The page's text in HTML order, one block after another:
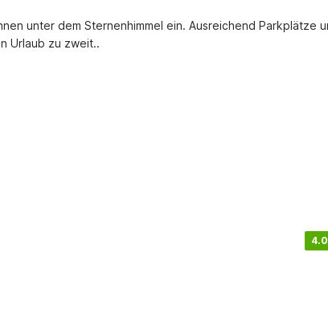
unter dem Sternenhimmel ein. Ausreichend Parkplätze
Urlaub zu zweit..
4.0